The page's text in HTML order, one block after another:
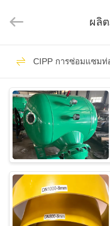
บ้าน
สินค้า
เกี่ยว
กับ
เรา
ทัวร์
LOVER
LTD.
วัสดุไม่เนื้
รอลเลอร์
อุตสาหก
ผลิ
CIPP การซ่อมแซมท่